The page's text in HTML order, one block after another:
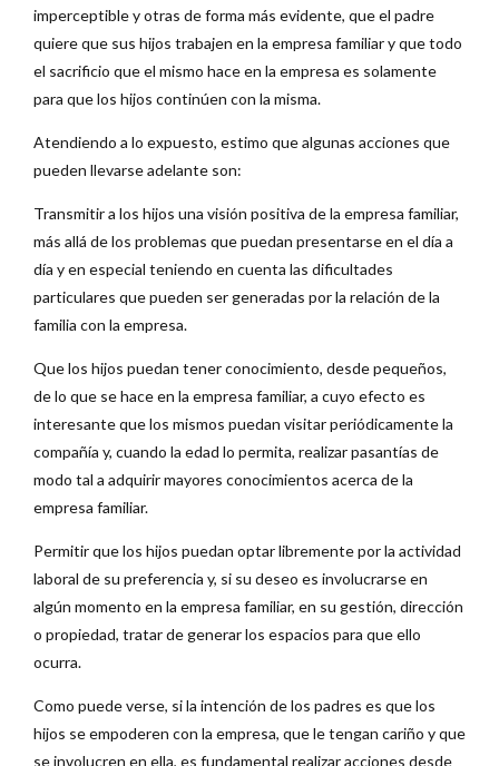
imperceptible y otras de forma más evidente, que el padre
quiere que sus hijos trabajen en la empresa familiar y que todo
el sacrificio que el mismo hace en la empresa es solamente
para que los hijos continúen con la misma.
Atendiendo a lo expuesto, estimo que algunas acciones que
pueden llevarse adelante son:
Transmitir a los hijos una visión positiva de la empresa familiar,
más allá de los problemas que puedan presentarse en el día a
día y en especial teniendo en cuenta las dificultades
particulares que pueden ser generadas por la relación de la
familia con la empresa.
Que los hijos puedan tener conocimiento, desde pequeños,
de lo que se hace en la empresa familiar, a cuyo efecto es
interesante que los mismos puedan visitar periódicamente la
compañía y, cuando la edad lo permita, realizar pasantías de
modo tal a adquirir mayores conocimientos acerca de la
empresa familiar.
Permitir que los hijos puedan optar libremente por la actividad
laboral de su preferencia y, si su deseo es involucrarse en
algún momento en la empresa familiar, en su gestión, dirección
o propiedad, tratar de generar los espacios para que ello
ocurra.
Como puede verse, si la intención de los padres es que los
hijos se empoderen con la empresa, que le tengan cariño y que
se involucren en ella, es fundamental realizar acciones desde